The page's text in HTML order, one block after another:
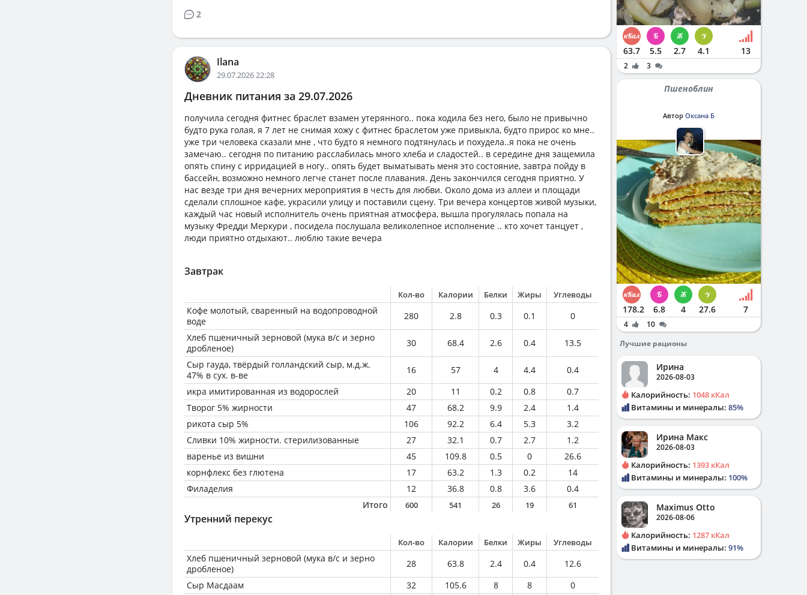
2
Ilana
29.07.2026 22:28
Дневник питания за 29.07.2026
получила сегодня фитнес браслет взамен утерянного.. пока ходила без него, было не привычно
будто рука голая, я 7 лет не снимая хожу с фитнес браслетом уже привыкла, будто прирос ко мне..
уже три человека сказали мне , что будто я немного подтянулась и похудела..я пока не очень
замечаю.. сегодня по питанию расслабилась много хлеба и сладостей.. в середине дня защемила
опять спину с ирридацией в ногу.. опять будет выматывать меня это состояние, завтра пойду в
бассейн, возможно немного легче станет после плавания. День закончился сегодня приятно. У
нас везде три дня вечерних мероприятия в честь для любви. Около дома из аллеи и площади
сделали сплошное кафе, украсили улицу и поставили сцену. Три вечера концертов живой музыки,
каждый час новый исполнитель очень приятная атмосфера, вышла прогулялась попала на
музыку Фредди Меркури , посидела послушала великолепное исполнение .. кто хочет танцует ,
люди приятно отдыхают.. люблю такие вечера
Завтрак
Кол-во Калории Белки Жиры Углеводы
Кофе молотый, сваренный на водопроводной
воде
280 2.8 0.3 0.1
0
Хлеб пшеничный зерновой (мука в/с и зерно
дробленое)
30 68.4 2.6 0.4
13.5
Сыр гауда, твёрдый голландский сыр, м.д.ж.
47% в сух. в-ве
16 57 4 4.4
0.4
икра имитированная из водорослей
20 11 0.2 0.8
0.7
Творог 5% жирности
47 68.2 9.9 2.4
1.4
рикота сыр 5%
106 92.2 6.4 5.3
3.2
Сливки 10% жирности. стерилизованные
27 32.1 0.7 2.7
1.2
варенье из вишни
45 109.8 0.5 0
26.6
корнфлекс без глютена
17 63.2 1.3 0.2
14
Филаделия
12 36.8 0.8 3.6
0.4
Итого
600 541 26 19 61
Утренний перекус
Кол-во Калории Белки Жиры Углеводы
Хлеб пшеничный зерновой (мука в/с и зерно
дробленое)
28 63.8 2.4 0.4
12.6
Сыр Масдаам
32 105.6 8 8
0
63.7 5.5 2.7 4.1 13
2 3
Пшеноблин
Автор Оксана Б
178.2 6.8 4 27.6 7
4
10
Лучшие рационы
Ирина
2026-08-03
Калорийность: 1048 кКал
Витамины и минералы: 85%
Ирина Макс
2026-08-03
Калорийность: 1393 кКал
Витамины и минералы: 100%
Maximus Otto
2026-08-06
Калорийность: 1287 кКал
Витамины и минералы: 91%